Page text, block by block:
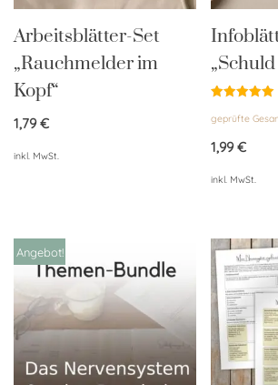
Arbeitsblätter-Set
„Rauchmelder im
Kopf“
1,79€
inkl. MwSt.
mit
von 5
geprüfte
1,99€
inkl. MwSt.
Angebot!